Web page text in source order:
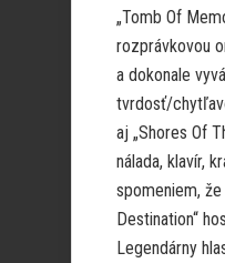
„Tomb Of
rozprávkovou
a dokonale
tvrdosť/
aj „Shores Of
nálada, klavír,
spomeniem, že
Destination“
Legendárny